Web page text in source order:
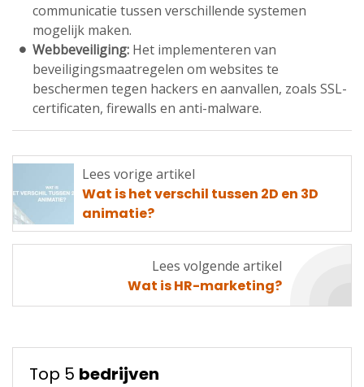
communicatie tussen verschillende systemen
mogelijk maken.
Webbeveiliging: Het implementeren van
beveiligingsmaatregelen om websites te
beschermen tegen hackers en aanvallen, zoals SSL-
certificaten, firewalls en anti-malware.
Lees vorige artikel
Lees
vorige
artikel
Wat is het verschil tussen 2D en 3D
animatie?
Lees volgende artikel
Lees
volgende
Wat is HR-marketing?
Top 5 bedrijven